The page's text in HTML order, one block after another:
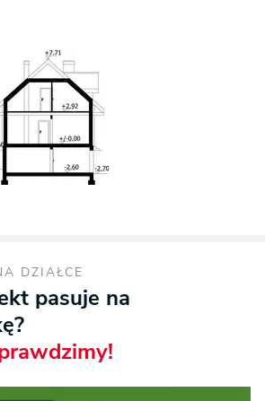
DZIAŁCE
pasuje na